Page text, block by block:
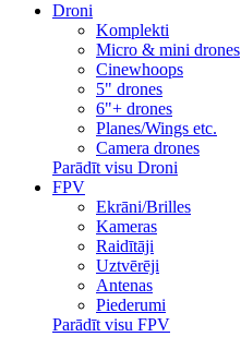
Droni
Komplekti
Micro & mini drones
Cinewhoops
5" drones
6"+ drones
Planes/Wings etc.
Camera drones
Parādīt visu Droni
FPV
Ekrāni/Brilles
Kameras
Raidītāji
Uztvērēji
Antenas
Piederumi
Parādīt visu FPV